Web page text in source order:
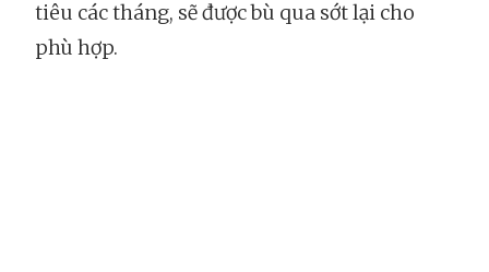
tiêu các tháng, sẽ được bù qua sớt lại cho
phù hợp.